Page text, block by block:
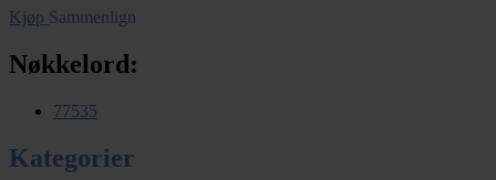
Kjøp Sammenlign
Nøkkelord:
77535
Kategorier